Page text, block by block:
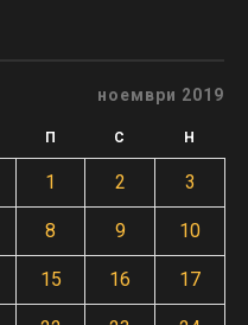
ноември 2019
П С Н
1 2 3
8 9 10
15 16 17